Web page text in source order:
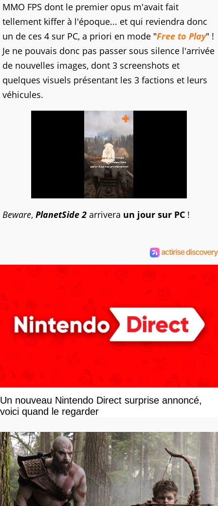
MMO FPS dont le premier opus m'avait fait
tellement kiffer à l'époque... et qui reviendra donc
un de ces 4 sur PC, a priori en mode "Free to Play" !
Je ne pouvais donc pas passer sous silence l'arrivée
de nouvelles images, dont 3 screenshots et
quelques visuels présentant les 3 factions et leurs
véhicules.
Beware, PlanetSide 2 arrivera un jour sur PC !
Un nouveau Nintendo Direct surprise annoncé,
voici quand le regarder